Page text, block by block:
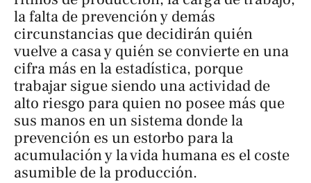
la falta de prevención y demás
circunstancias que decidirán quién
vuelve a casa y quién se convierte en una
cifra más en la estadística, porque
trabajar sigue siendo una actividad de
alto riesgo para quien no posee más que
sus manos en un sistema donde la
prevención es un estorbo para la
acumulación y la vida humana es el coste
asumible de la producción.